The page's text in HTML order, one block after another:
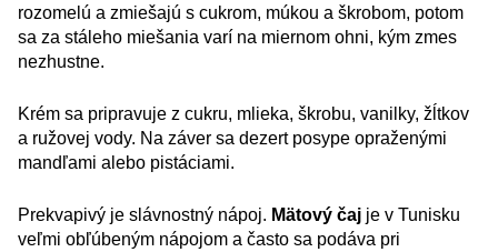
rozomelú a zmiešajú s cukrom, múkou a škrobom, potom
sa za stáleho miešania varí na miernom ohni, kým zmes
nezhustne.
Krém sa pripravuje z cukru, mlieka, škrobu, vanilky, žĺtkov
a ružovej vody. Na záver sa dezert posype opraženými
mandľami alebo pistáciami.
Prekvapivý je slávnostný nápoj. Mätový čaj je v Tunisku
veľmi obľúbeným nápojom a často sa podáva pri